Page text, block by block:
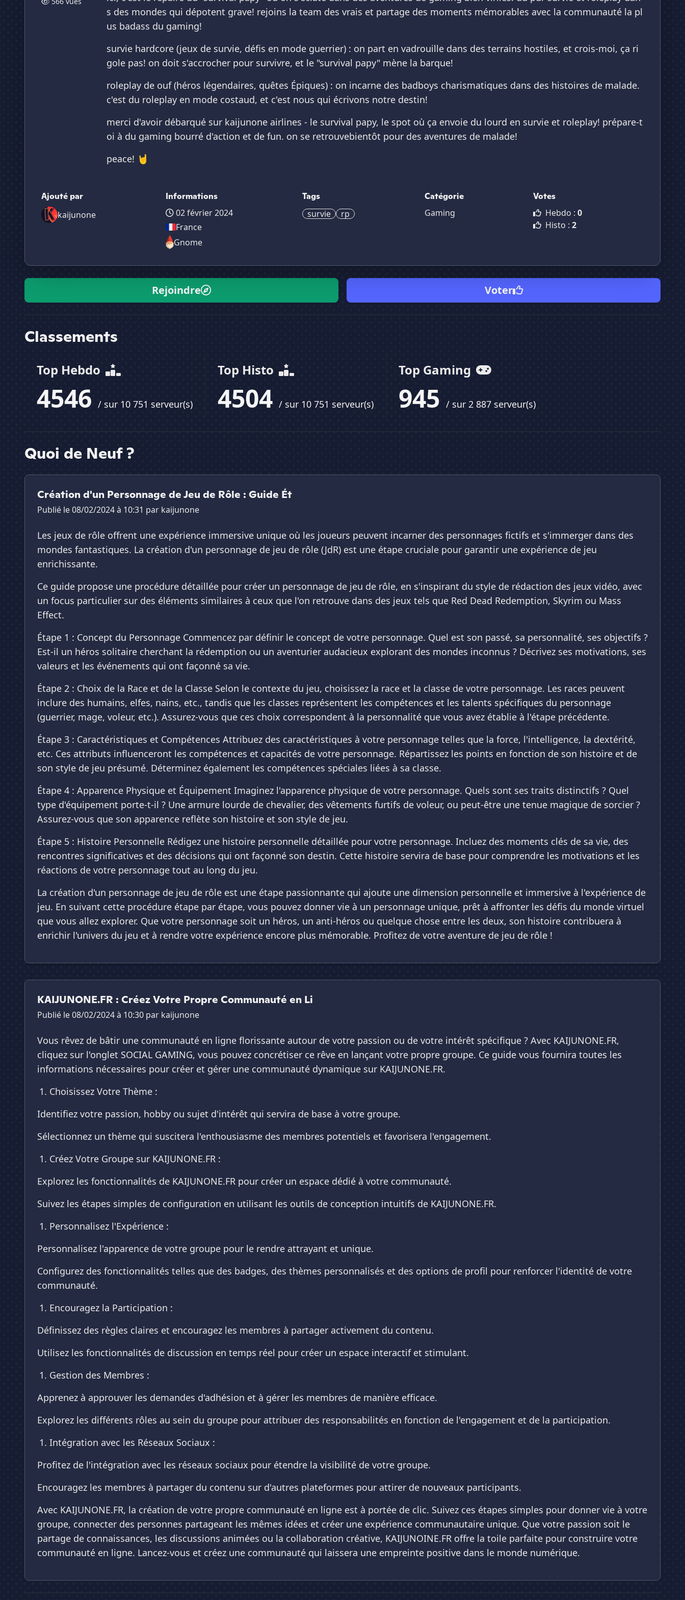
s des mondes qui dépotent grave! rejoins la team des vrais et partage des moments mémorables avec la communauté la pl
us badass du gaming!
survie hardcore (jeux de survie, défis en mode guerrier) : on part en vadrouille dans des terrains hostiles, et crois-moi, ça ri
gole pas! on doit s'accrocher pour survivre, et le "survival papy" mène la barque!
roleplay de ouf (héros légendaires, quêtes Épiques) : on incarne des badboys charismatiques dans des histoires de malade.
c'est du roleplay en mode costaud, et c'est nous qui écrivons notre destin!
merci d'avoir débarqué sur kaijunone airlines - le survival papy, le spot où ça envoie du lourd en survie et roleplay! prépare-t
oi à du gaming bourré d'action et de fun. on se retrouvebientôt pour des aventures de malade!
peace! 🤘
Ajouté par
kaijunone
Informations
02 février 2024
France
Gnome
Tags
survie rp
Catégorie
Gaming
Votes
Hebdo :0
Histo :2
Rejoindre Voter
Classements
Top Hebdo
4546 / sur 10 751 serveur(s)
Top Histo
4504 / sur 10 751 serveur(s)
Top Gaming
945 / sur 2 887 serveur(s)
Quoi de Neuf ?
Création d'un Personnage de Jeu de Rôle : Guide Ét
Publié le 08/02/2024 à 10:31 par kaijunone
Les jeux de rôle offrent une expérience immersive unique où les joueurs peuvent incarner des personnages fictifs et s'immerger dans des
mondes fantastiques. La création d'un personnage de jeu de rôle (JdR) est une étape cruciale pour garantir une expérience de jeu
enrichissante.
Ce guide propose une procédure détaillée pour créer un personnage de jeu de rôle, en s'inspirant du style de rédaction des jeux vidéo, avec
un focus particulier sur des éléments similaires à ceux que l'on retrouve dans des jeux tels que Red Dead Redemption, Skyrim ou Mass
Effect.
Étape 1 : Concept du Personnage Commencez par définir le concept de votre personnage. Quel est son passé, sa personnalité, ses objectifs ?
Est-il un héros solitaire cherchant la rédemption ou un aventurier audacieux explorant des mondes inconnus ? Décrivez ses motivations, ses
valeurs et les événements qui ont façonné sa vie.
Étape 2 : Choix de la Race et de la Classe Selon le contexte du jeu, choisissez la race et la classe de votre personnage. Les races peuvent
inclure des humains, elfes, nains, etc., tandis que les classes représentent les compétences et les talents spécifiques du personnage
(guerrier, mage, voleur, etc.). Assurez-vous que ces choix correspondent à la personnalité que vous avez établie à l'étape précédente.
Étape 3 : Caractéristiques et Compétences Attribuez des caractéristiques à votre personnage telles que la force, l'intelligence, la dextérité,
etc. Ces attributs influenceront les compétences et capacités de votre personnage. Répartissez les points en fonction de son histoire et de
son style de jeu présumé. Déterminez également les compétences spéciales liées à sa classe.
Étape 4 : Apparence Physique et Équipement Imaginez l'apparence physique de votre personnage. Quels sont ses traits distinctifs ? Quel
type d'équipement porte-t-il ? Une armure lourde de chevalier, des vêtements furtifs de voleur, ou peut-être une tenue magique de sorcier ?
Assurez-vous que son apparence reflète son histoire et son style de jeu.
Étape 5 : Histoire Personnelle Rédigez une histoire personnelle détaillée pour votre personnage. Incluez des moments clés de sa vie, des
rencontres significatives et des décisions qui ont façonné son destin. Cette histoire servira de base pour comprendre les motivations et les
réactions de votre personnage tout au long du jeu.
La création d'un personnage de jeu de rôle est une étape passionnante qui ajoute une dimension personnelle et immersive à l'expérience de
jeu. En suivant cette procédure étape par étape, vous pouvez donner vie à un personnage unique, prêt à affronter les défis du monde virtuel
que vous allez explorer. Que votre personnage soit un héros, un anti-héros ou quelque chose entre les deux, son histoire contribuera à
enrichir l'univers du jeu et à rendre votre expérience encore plus mémorable. Profitez de votre aventure de jeu de rôle !
KAIJUNONE.FR : Créez Votre Propre Communauté en Li
Publié le 08/02/2024 à 10:30 par kaijunone
Vous rêvez de bâtir une communauté en ligne florissante autour de votre passion ou de votre intérêt spécifique ? Avec KAIJUNONE.FR,
cliquez sur l'onglet SOCIAL GAMING, vous pouvez concrétiser ce rêve en lançant votre propre groupe. Ce guide vous fournira toutes les
informations nécessaires pour créer et gérer une communauté dynamique sur KAIJUNONE.FR.
Choisissez Votre Thème :
Identifiez votre passion, hobby ou sujet d'intérêt qui servira de base à votre groupe.
Sélectionnez un thème qui suscitera l'enthousiasme des membres potentiels et favorisera l'engagement.
Créez Votre Groupe sur KAIJUNONE.FR :
Explorez les fonctionnalités de KAIJUNONE.FR pour créer un espace dédié à votre communauté.
Suivez les étapes simples de configuration en utilisant les outils de conception intuitifs de KAIJUNONE.FR.
Personnalisez l'Expérience :
Personnalisez l'apparence de votre groupe pour le rendre attrayant et unique.
Configurez des fonctionnalités telles que des badges, des thèmes personnalisés et des options de profil pour renforcer l'identité de votre
communauté.
Encouragez la Participation :
Définissez des règles claires et encouragez les membres à partager activement du contenu.
Utilisez les fonctionnalités de discussion en temps réel pour créer un espace interactif et stimulant.
Gestion des Membres :
Apprenez à approuver les demandes d'adhésion et à gérer les membres de manière efficace.
Explorez les différents rôles au sein du groupe pour attribuer des responsabilités en fonction de l'engagement et de la participation.
Intégration avec les Réseaux Sociaux :
Profitez de l'intégration avec les réseaux sociaux pour étendre la visibilité de votre groupe.
Encouragez les membres à partager du contenu sur d'autres plateformes pour attirer de nouveaux participants.
Avec KAIJUNONE.FR, la création de votre propre communauté en ligne est à portée de clic. Suivez ces étapes simples pour donner vie à votre
groupe, connecter des personnes partageant les mêmes idées et créer une expérience communautaire unique. Que votre passion soit le
partage de connaissances, les discussions animées ou la collaboration créative, KAIJUNOINE.FR offre la toile parfaite pour construire votre
communauté en ligne. Lancez-vous et créez une communauté qui laissera une empreinte positive dans le monde numérique.